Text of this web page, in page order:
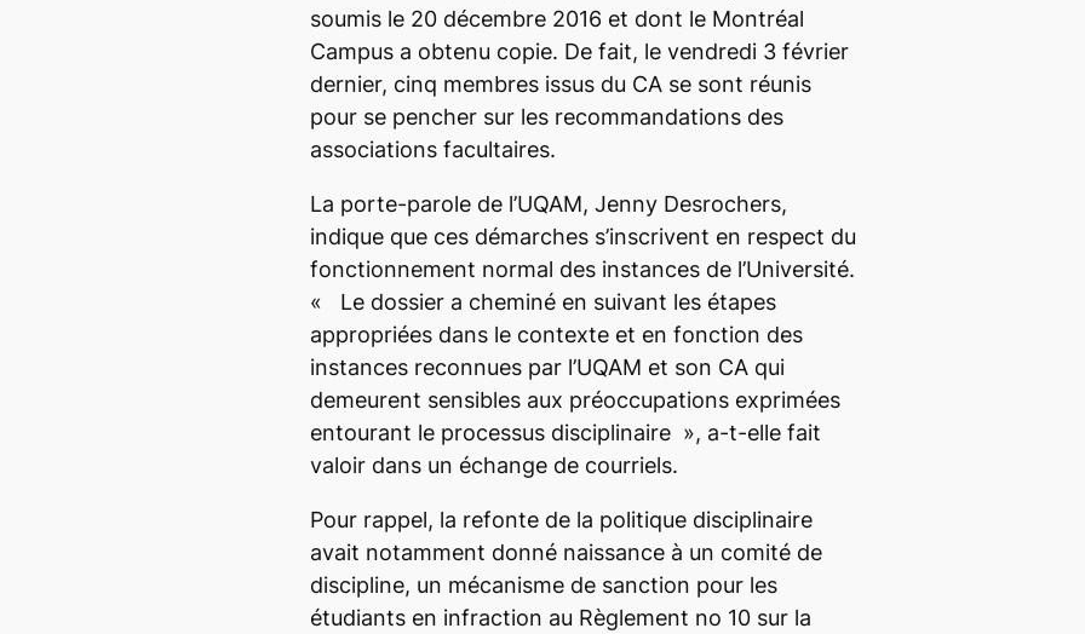
soumis le 20 décembre 2016 et dont le Montréal
Campus a obtenu copie. De fait, le vendredi 3 février
dernier, cinq membres issus du CA se sont réunis
pour se pencher sur les recommandations des
associations facultaires.
La porte-parole de l’UQAM, Jenny Desrochers,
indique que ces démarches s’inscrivent en respect du
fonctionnement normal des instances de l’Université.
« Le dossier a cheminé en suivant les étapes
appropriées dans le contexte et en fonction des
instances reconnues par l’UQAM et son CA qui
demeurent sensibles aux préoccupations exprimées
entourant le processus disciplinaire », a-t-elle fait
valoir dans un échange de courriels.
Pour rappel, la refonte de la politique disciplinaire
avait notamment donné naissance à un comité de
discipline, un mécanisme de sanction pour les
étudiants en infraction au Règlement no 10 sur la